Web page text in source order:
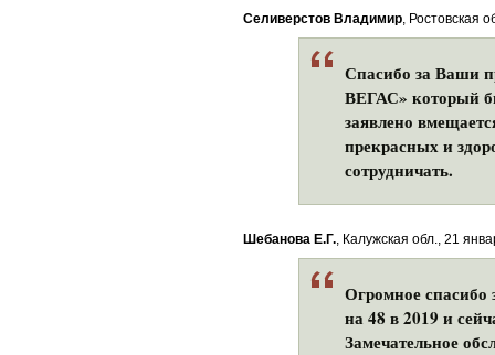
Селиверстов Владимир, Ростовская
Спасибо за Ваши
ВЕГАС» который
заявлено
прекрасных и
сотрудничать.
Шебанова Е.Г., Калужская обл., 21
Огромное
на 48 в 2019 и
Замечательное